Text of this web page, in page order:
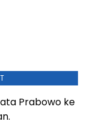
Prabowo ke